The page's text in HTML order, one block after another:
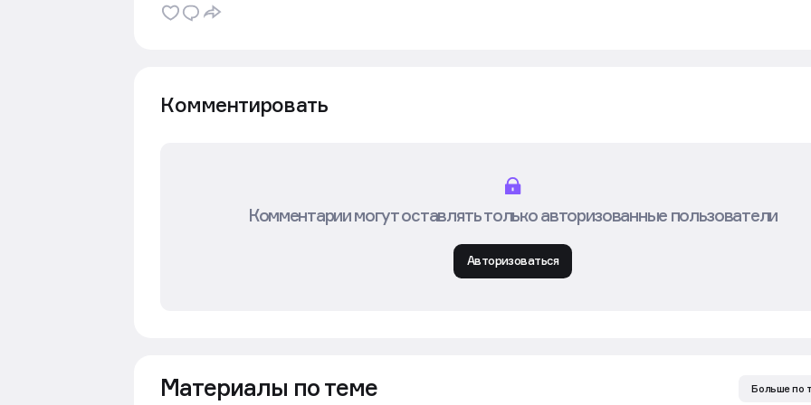
Комментировать
Комментарии могут оставлять только авторизованные пользователи
Авторизоваться
Материалы по теме Больше по